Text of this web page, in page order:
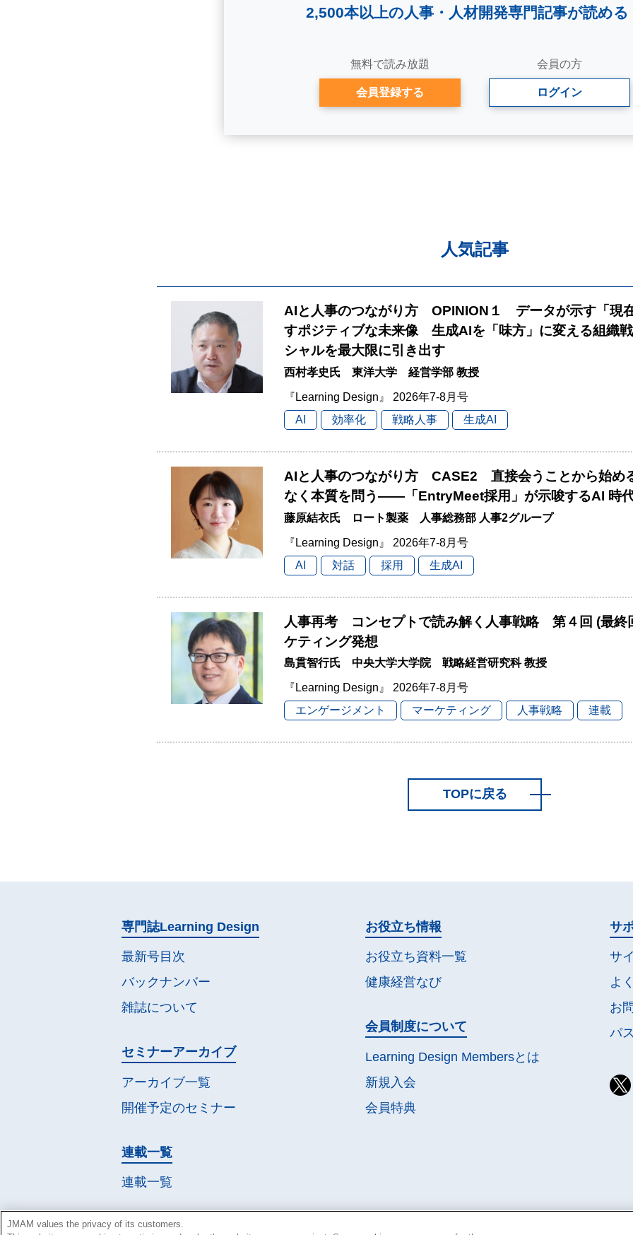
2,500本以上の人事・ 人材開発専門記事が読める
無料で読み放題
会員登録する
会員の方
ログイン
人気記事
AIと人事のつながり方 OPINION１ データが示す「現
すポジティブな未来像 生成AIを「味方」に変える組織
シャルを最大限に引き出す
西村孝史氏 東洋大学 経営学部 教授
『Learning Design』 2026年7-8月号
AI
効率化 戦略人事 生成AI
AIと人事のつながり方 CASE2 直接会うことから始め
なく本質を問う――「EntryMeet採用」が示唆するAI 時
藤原結衣氏 ロート製薬 人事総務部 人事2グループ
『Learning Design』 2026年7-8月号
AI
対話 採用 生成AI
人事再考 コンセプトで読み解く人事戦略 第４回 (最
ケティング発想
島貫智行氏 中央大学大学院 戦略経営研究科 教授
『Learning Design』 2026年7-8月号
エンゲージメント
マーケティング 人事戦略 連載
TOPに戻る
専門誌Learning Design
最新号目次
バックナンバー
雑誌について
セミナーアーカイブ
アーカイブ一覧
開催予定のセミナー
連載一覧
連載一覧
お役立ち情報
お役立ち資料一覧
健康経営なび
会員制度について
Learning Design Membersとは
新規入会
会員特典
サ
サ
よ
お
パ
JMAM values the privacy of its customers.